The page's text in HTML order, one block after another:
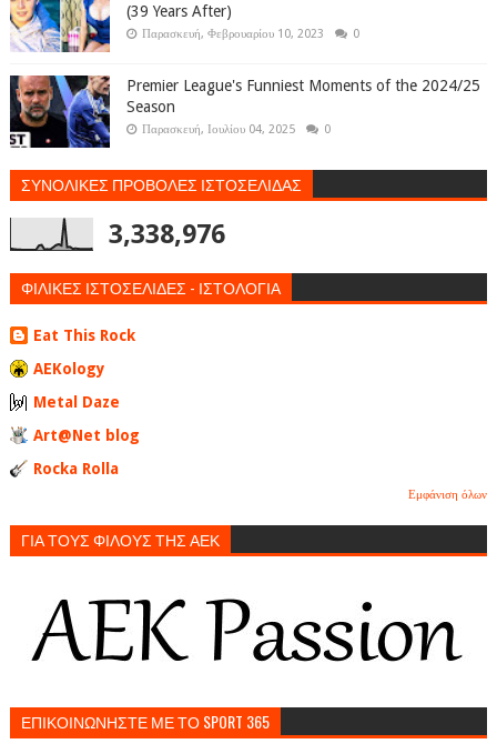
(39 Years After)
Παρασκευή, Φεβρουαρίου 10, 2023 0
Premier League's Funniest Moments of the 2024/25
Season
Παρασκευή, Ιουλίου 04, 2025 0
ΣΥΝΟΛΙΚΕΣ ΠΡΟΒΟΛΕΣ ΙΣΤΟΣΕΛΙΔΑΣ
3,338,976
ΦΙΛΙΚΕΣ ΙΣΤΟΣΕΛΙΔΕΣ - ΙΣΤΟΛΟΓΙΑ
Eat This Rock
AEKology
Metal Daze
Art@Net blog
Rocka Rolla
Εμφάνιση όλων
ΓΙΑ ΤΟΥΣ ΦΙΛΟΥΣ ΤΗΣ ΑΕΚ
ΕΠΙΚΟΙΝΩΝΗΣΤΕ ΜΕ ΤΟ SPORT 365